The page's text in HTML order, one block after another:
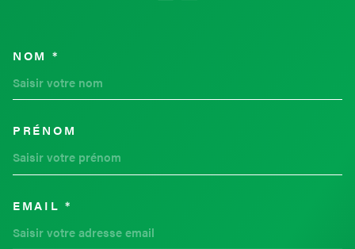
NOM *
PRÉNOM
EMAIL *